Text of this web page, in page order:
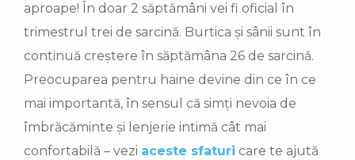
aproape! În doar 2 săptămâni vei fi oficial în
trimestrul trei de sarcină. Burtica și sânii sunt în
continuă creștere în săptămâna 26 de sarcină.
Preocuparea pentru haine devine din ce în ce
mai importantă, în sensul că simți nevoia de
îmbrăcăminte și lenjerie intimă cât mai
confortabilă – vezi aceste sfaturi care te ajută